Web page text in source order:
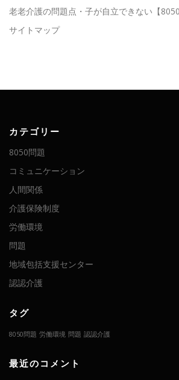
老老介護の問題点・子が自立できない【8050
サイトマップ
カテゴリー
8050問題
コミュニケーション
人間関係
介護保険制度
労働環境
問題
地域包括支援センター
認認介護
タグ
8050問題 労働環境 問題 認認介護
最近のコメント